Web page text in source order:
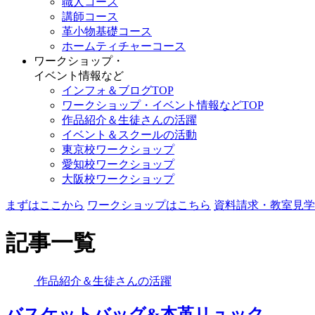
講師コース
革小物基礎コース
ホームティチャーコース
ワークショップ・
イベント情報など
インフォ＆ブログTOP
ワークショップ・イベント情報などTOP
作品紹介＆生徒さんの活躍
イベント＆スクールの活動
東京校ワークショップ
愛知校ワークショップ
大阪校ワークショップ
まずはここから ワークショップはこちら 資料請求・教室見
記事一覧
作品紹介＆生徒さんの活躍